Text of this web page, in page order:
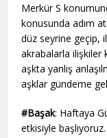
Merkür S
konusunda adım
düz seyrine geçip,
akrabalarla ilişkiler
aşkta yanlış
aşklar gündeme
#Başak: Haftaya
etkisiyle başlıyoruz.